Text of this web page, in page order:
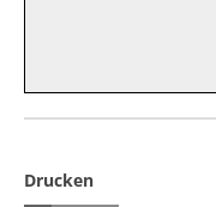
Drucken